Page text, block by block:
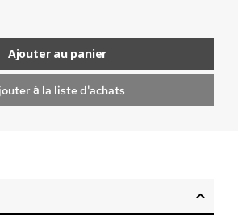
Ajouter au panier
à la liste d'achats